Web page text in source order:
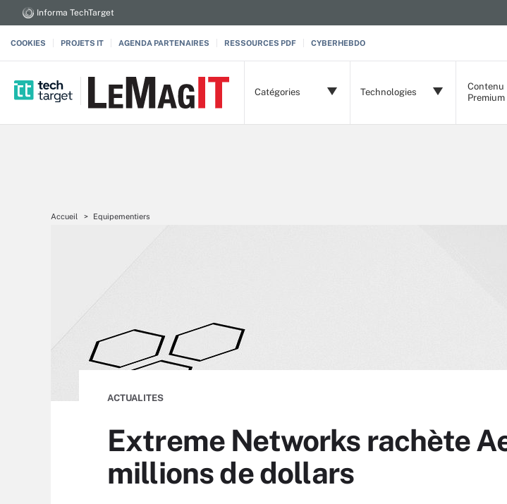
Informa TechTarget
COOKIES PROJETS IT AGENDA PARTENAIRES RESSOURCES PDF CYBERHEBDO
Catégories Technologies
Contenu
Premium
Accueil Equipementiers
ACTUALITES
Extreme Networks rachète
millions de dollars